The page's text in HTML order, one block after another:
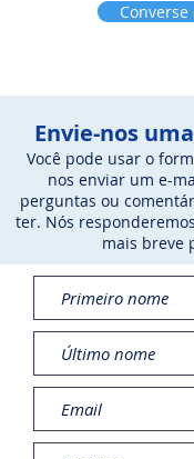
Converse
Envie-nos
Você pode usar o
nos enviar um e-
perguntas ou
ter. Nós
mais breve